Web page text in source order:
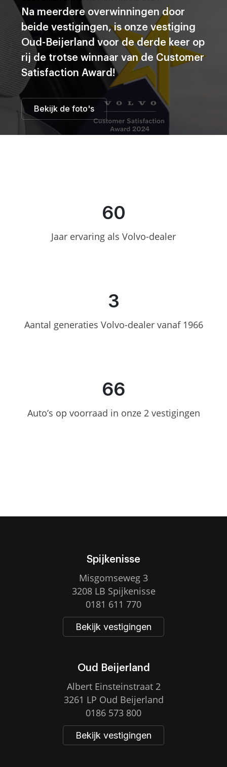
Na meerdere overwinningen door
beide vestigingen, is onze vestiging
Oud-Beijerland voor de derde keer op
rij de trotse winnaar van de Customer
Satisfaction Award!
Bekijk de foto's
60
Jaar ervaring als Volvo-dealer
3
Aantal generaties Volvo-dealer vanaf 1966
115
Auto’s op voorraad in onze 2 vestigingen
Spijkenisse
Misgomseweg 3
3208 LB Spijkenisse
0181 611 770
Bekijk vestigingen
Oud Beijerland
Albert Einsteinstraat 2
3261 LP Oud Beijerland
0186 573 800
Bekijk vestigingen